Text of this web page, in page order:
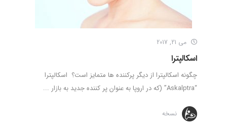
می 21, 2017
اسکالپترا
چگونه اسکالپترا از دیگر پرکننده ها متمایز است؟ اسکالپترا
“Askalptra” (که در اروپا به عنوان پر کننده جدید به بازار ...
نسخه